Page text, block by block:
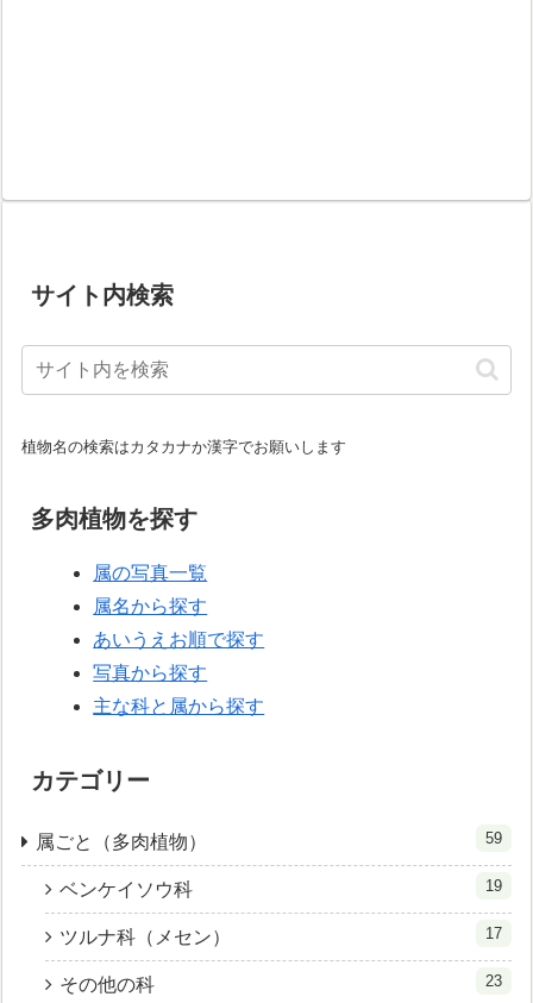
サイト内検索
植物名の検索はカタカナか漢字でお願いします
多肉植物を探す
属の写真一覧
属名から探す
あいうえお順で探す
写真から探す
主な科と属から探す
カテゴリー
属ごと（多肉植物） 59
ベンケイソウ科 19
ツルナ科（メセン） 17
その他の科 23